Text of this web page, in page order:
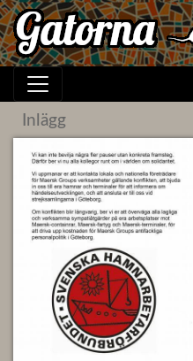
Inlägg